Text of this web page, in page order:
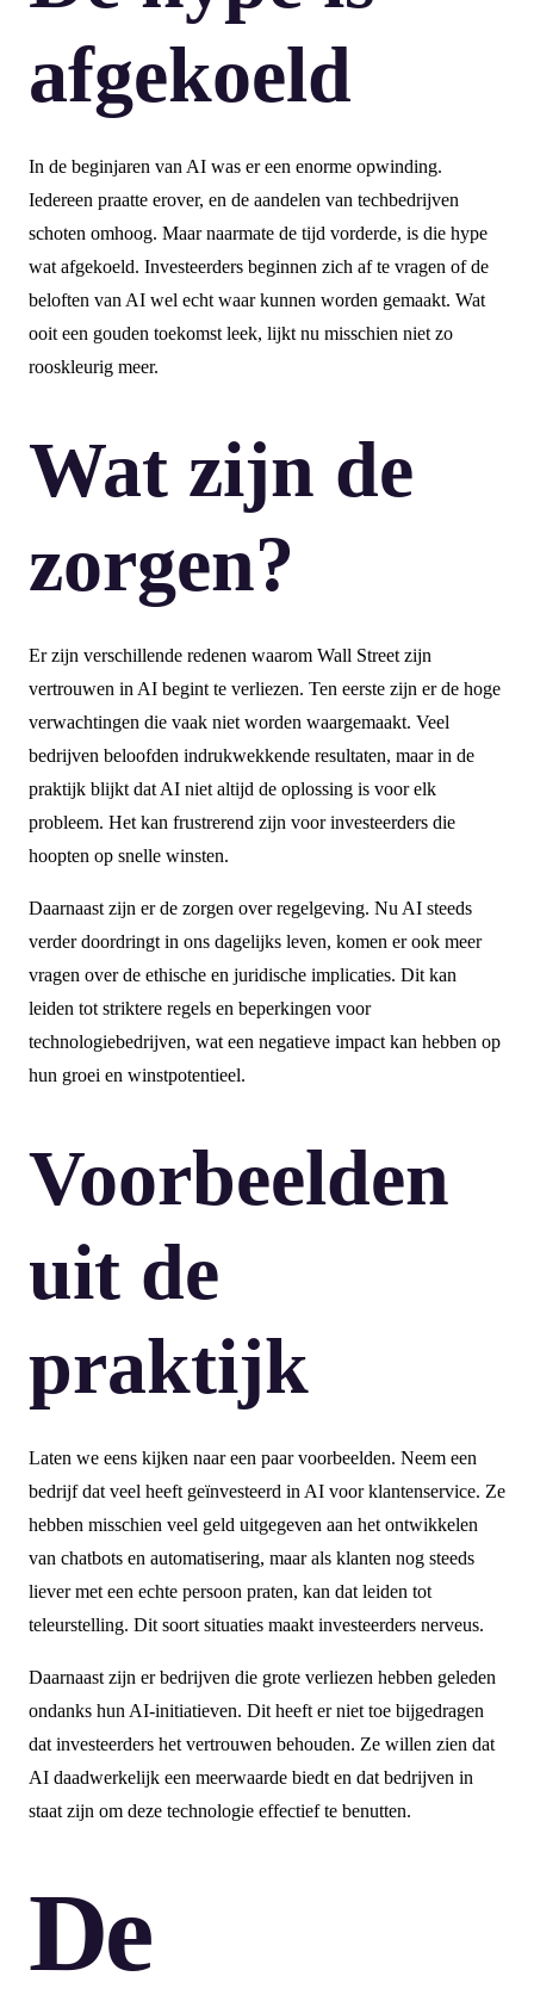
afgekoeld
In de beginjaren van AI was er een enorme opwinding.
Iedereen praatte erover, en de aandelen van techbedrijven
schoten omhoog. Maar naarmate de tijd vorderde, is die hype
wat afgekoeld. Investeerders beginnen zich af te vragen of de
beloften van AI wel echt waar kunnen worden gemaakt. Wat
ooit een gouden toekomst leek, lijkt nu misschien niet zo
rooskleurig meer.
Wat zijn de
zorgen?
Er zijn verschillende redenen waarom Wall Street zijn
vertrouwen in AI begint te verliezen. Ten eerste zijn er de hoge
verwachtingen die vaak niet worden waargemaakt. Veel
bedrijven beloofden indrukwekkende resultaten, maar in de
praktijk blijkt dat AI niet altijd de oplossing is voor elk
probleem. Het kan frustrerend zijn voor investeerders die
hoopten op snelle winsten.
Daarnaast zijn er de zorgen over regelgeving. Nu AI steeds
verder doordringt in ons dagelijks leven, komen er ook meer
vragen over de ethische en juridische implicaties. Dit kan
leiden tot striktere regels en beperkingen voor
technologiebedrijven, wat een negatieve impact kan hebben op
hun groei en winstpotentieel.
Voorbeelden
uit de
praktijk
Laten we eens kijken naar een paar voorbeelden. Neem een
bedrijf dat veel heeft geïnvesteerd in AI voor klantenservice. Ze
hebben misschien veel geld uitgegeven aan het ontwikkelen
van chatbots en automatisering, maar als klanten nog steeds
liever met een echte persoon praten, kan dat leiden tot
teleurstelling. Dit soort situaties maakt investeerders nerveus.
Daarnaast zijn er bedrijven die grote verliezen hebben geleden
ondanks hun AI-initiatieven. Dit heeft er niet toe bijgedragen
dat investeerders het vertrouwen behouden. Ze willen zien dat
AI daadwerkelijk een meerwaarde biedt en dat bedrijven in
staat zijn om deze technologie effectief te benutten.
De